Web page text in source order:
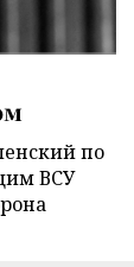
по
ВСУ